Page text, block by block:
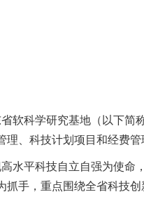
软科学研究基地（以下简
理、科技计划项目和经费
水平科技自立自强为使命
抓手，重点围绕全省科技